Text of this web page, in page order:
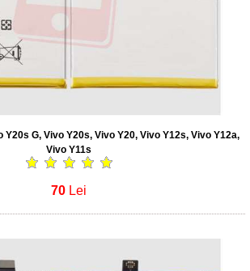
G, Vivo Y20s, Vivo Y20, Vivo Y12s, Vivo Y12a,
Vivo Y11s
70 Lei